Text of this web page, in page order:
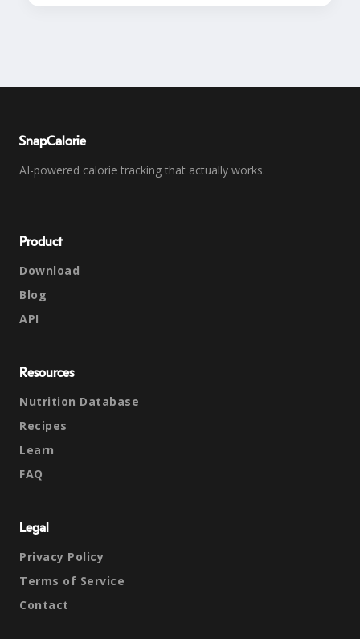
SnapCalorie
AI-powered calorie tracking that actually works.
Product
Download
Blog
API
Resources
Nutrition Database
Recipes
Learn
FAQ
Legal
Privacy Policy
Terms of Service
Contact